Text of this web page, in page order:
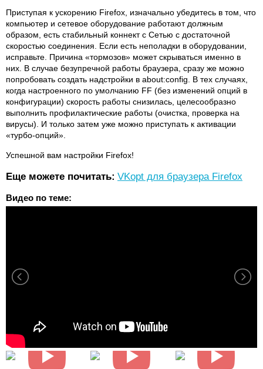
Приступая к ускорению Firefox, изначально убедитесь в том, что
компьютер и сетевое оборудование работают должным
образом, есть стабильный коннект с Сетью с достаточной
скоростью соединения. Если есть неполадки в оборудовании,
исправьте. Причина «тормозов» может скрываться именно в
них. В случае безупречной работы браузера, сразу же можно
попробовать создать надстройки в about:config. В тех случаях,
когда настроенного по умолчанию FF (без изменений опций в
конфигурации) скорость работы снизилась, целесообразно
выполнить профилактические работы (очистка, проверка на
вирусы). И только затем уже можно приступать к активации
«турбо-опций».
Успешной вам настройки Firefox!
Еще можете почитать: VKopt для браузера Firefox
Видео по теме: